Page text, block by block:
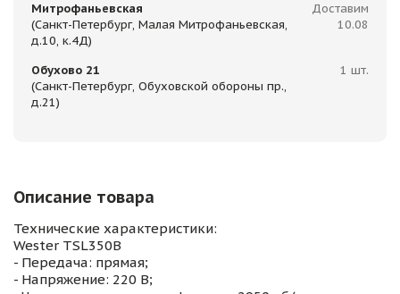
Митрофаньевская
(Санкт-Петербург, Малая Митрофаньевская,
д.10, к.4Д)
Доставим
10.08
Обухово 21
(Санкт-Петербург, Обуховской обороны пр.,
д.21)
1 шт.
Описание товара
Технические характеристики:
Wester TSL350B
- Передача: прямая;
- Напряжение: 220 В;